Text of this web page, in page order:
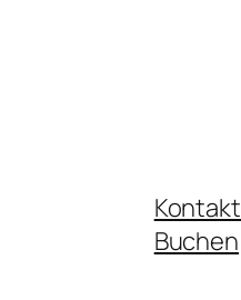
Kontakt
Buchen